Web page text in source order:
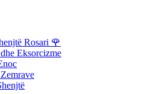
Rosari 🌹
Eksorcizme